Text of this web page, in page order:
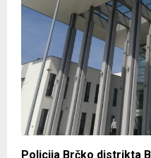
Policija Brčko distrikta